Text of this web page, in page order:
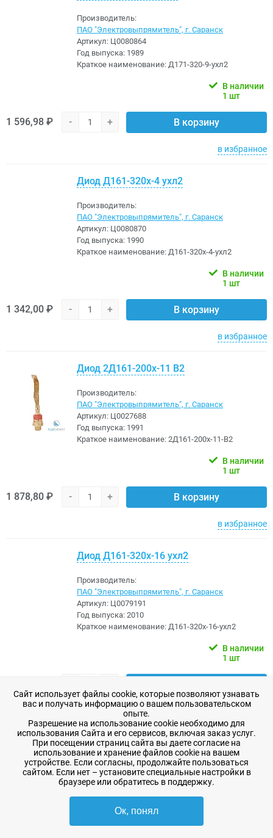
Производитель:
ПАО "Электровыпрямитель", г. Саранск
Артикул: Ц0080864
Год выпуска: 1989
Краткое наименование: Д171-320-9-ухл2
В наличии
1 шт
1 596,98 ₽ - + В корзину
в избранное
Диод Д161-320х-4 ухл2
Производитель:
ПАО "Электровыпрямитель", г. Саранск
Артикул: Ц0080870
Год выпуска: 1990
Краткое наименование: Д161-320х-4-ухл2
В наличии
1 шт
1 342,00 ₽ - + В корзину
в избранное
Диод 2Д161-200х-11 В2
Производитель:
ПАО "Электровыпрямитель", г. Саранск
Артикул: Ц0027688
Год выпуска: 1991
Краткое наименование: 2Д161-200х-11-В2
В наличии
1 шт
1 878,80 ₽ - + В корзину
в избранное
Диод Д161-320х-16 ухл2
Производитель:
ПАО "Электровыпрямитель", г. Саранск
Артикул: Ц0079191
Год выпуска: 2010
Краткое наименование: Д161-320х-16-ухл2
В наличии
1 шт
Диод Д171-400-3 ухл2
Производитель:
ПАО "Электровыпрямитель", г. Саранск
Краткое наименование:
Сайт использует файлы cookie, которые позволяют узнавать
вас и получать информацию о вашем пользовательском
опыте.
Разрешение на использование cookie необходимо для
использования Сайта и его сервисов, включая заказ услуг.
При посещении страниц сайта вы даете согласие на
использование и хранение файлов cookie на вашем
устройстве. Если согласны, продолжайте пользоваться
сайтом. Если нет – установите специальные настройки в
браузере или обратитесь в поддержку.
Ок, понял